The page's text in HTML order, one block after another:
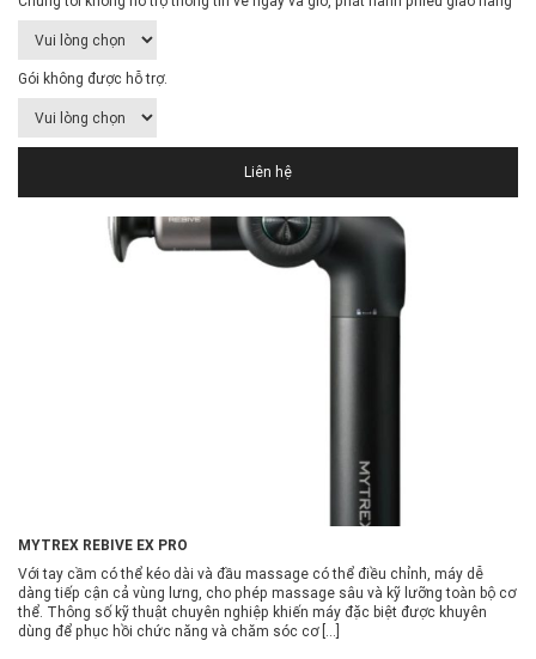
Gói không được hỗ trợ.
Liên hệ
MYTREX REBIVE EX PRO
Với tay cầm có thể kéo dài và đầu massage có thể điều chỉnh, máy dễ
dàng tiếp cận cả vùng lưng, cho phép massage sâu và kỹ lưỡng toàn bộ cơ
thể. Thông số kỹ thuật chuyên nghiệp khiến máy đặc biệt được khuyên
dùng để phục hồi chức năng và chăm sóc cơ […]